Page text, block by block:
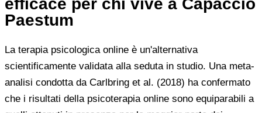
efficace per chi vive a Capaccio
Paestum
La terapia psicologica online è un'alternativa
scientificamente validata alla seduta in studio. Una meta-
analisi condotta da Carlbring et al. (2018) ha confermato
che i risultati della psicoterapia online sono equiparabili a